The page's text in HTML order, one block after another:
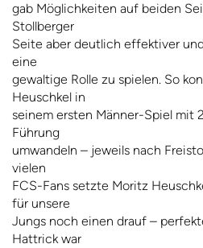
gab Möglichkeiten auf beiden
Stollberger
Seite aber deutlich effektiver
eine
gewaltige Rolle zu spielen. So
Heuschkel in
seinem ersten Männer-Spiel mit
Führung
umwandeln – jeweils nach
vielen
FCS-Fans setzte Moritz
für unsere
Jungs noch einen drauf –
Hattrick war